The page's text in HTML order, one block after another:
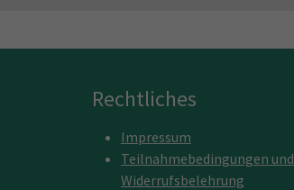
Rechtliches
Impressum
Teilnahmebedingungen und
Widerrufsbelehrung